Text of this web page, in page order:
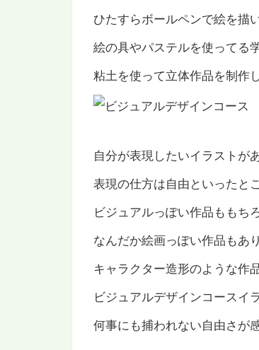
ひたすらボールペンで絵を描
絵の具やパステルを使ってる
粘土を使って立体作品を制作
自分が表現したいイラストがあ
表現の仕方は自由といったと
ビジュアルっぽい作品ももち
なんだか絵画っぽい作品もあ
キャラクター造形のような作
ビジュアルデザインコースイ
何事にも捕われない自由さが